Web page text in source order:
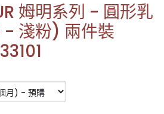
姆明系列 - 圓形乳
- 淺粉) 兩件裝